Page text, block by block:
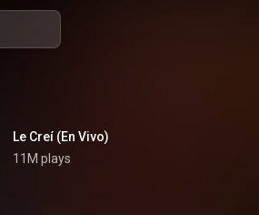
Le Creí (En Vivo)
11M plays